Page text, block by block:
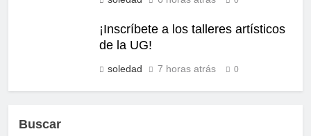
¡Inscríbete a los talleres artísticos
de la UG!
soledad 7 horas atrás 0
Buscar